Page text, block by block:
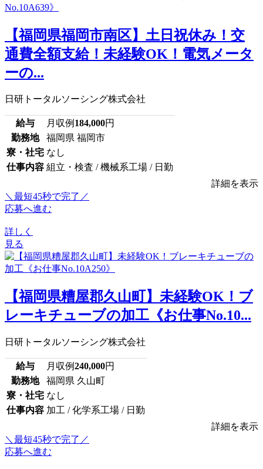
【福岡県福岡市南区】土日祝休み！交
通費全額支給！未経験OK！電気メータ
ーの...
日研トータルソーシング株式会社
給与 月収例 184,000円
勤務地
福岡県 福岡市
寮・社宅 なし
仕事内容 組立・検査 / 機械系工場 / 日勤
詳細を表示
＼最短45秒で完了／
応募へ進む
詳しく
見る
【福岡県糟屋郡久山町】未経験OK！ブ
レーキチューブの加工《お仕事No.10...
日研トータルソーシング株式会社
給与 月収例240,000円
勤務地
福岡県 久山町
寮・社宅 なし
仕事内容 加工 / 化学系工場 / 日勤
詳細を表示
＼最短45秒で完了／
応募へ進む